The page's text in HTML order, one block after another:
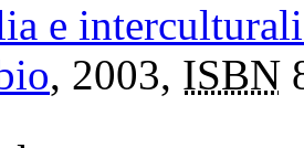
e
, 2003, ISBN